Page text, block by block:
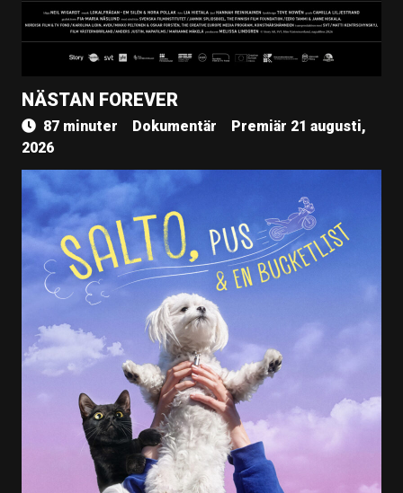
NÄSTAN FOREVER
87 minuter Dokumentär
Premiär 21 augusti,
2026